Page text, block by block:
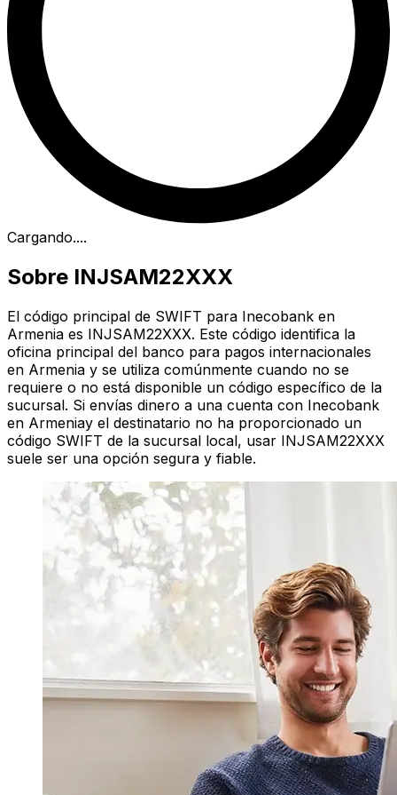
Cargando....
Sobre INJSAM22XXX
El código principal de SWIFT para Inecobank en
Armenia es INJSAM22XXX. Este código identifica la
oficina principal del banco para pagos internacionales
en Armenia y se utiliza comúnmente cuando no se
requiere o no está disponible un código específico de la
sucursal. Si envías dinero a una cuenta con Inecobank
en Armeniay el destinatario no ha proporcionado un
código SWIFT de la sucursal local, usar INJSAM22XXX
suele ser una opción segura y fiable.